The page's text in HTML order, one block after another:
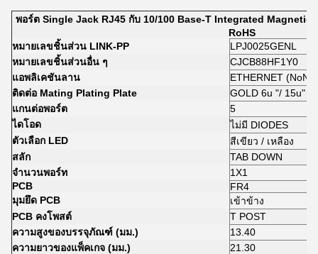
พอร์ต Single Jack RJ45 กับ 10/100 Base-T Integrated
RoHS
หมายเลขชิ้นส่วน LINK-PP
LPJ0025GENL
หมายเลขชิ้นส่วนอื่น ๆ
CJCB88HF1Y0
แอพลิเคชันลาน
ETHERNET (NoN
ติดต่อ Mating Plating Plate
GOLD 6u "/ 15u" /
แกนต่อพอร์ต
5
ไดโอด
ไม่มี DIODES
ตัวเลือก LED
สีเขียว / เหลือง
สลัก
TAB DOWN
จำนวนพอร์ท
1X1
PCB
FR4
มุมยึด PCB
เข้าข้าง
PCB คงโพสต์
T POST
ความสูงของบรรจุภัณฑ์ (มม.)
13.40
ความยาวของแพ็คเกจ (มม.)
21.30